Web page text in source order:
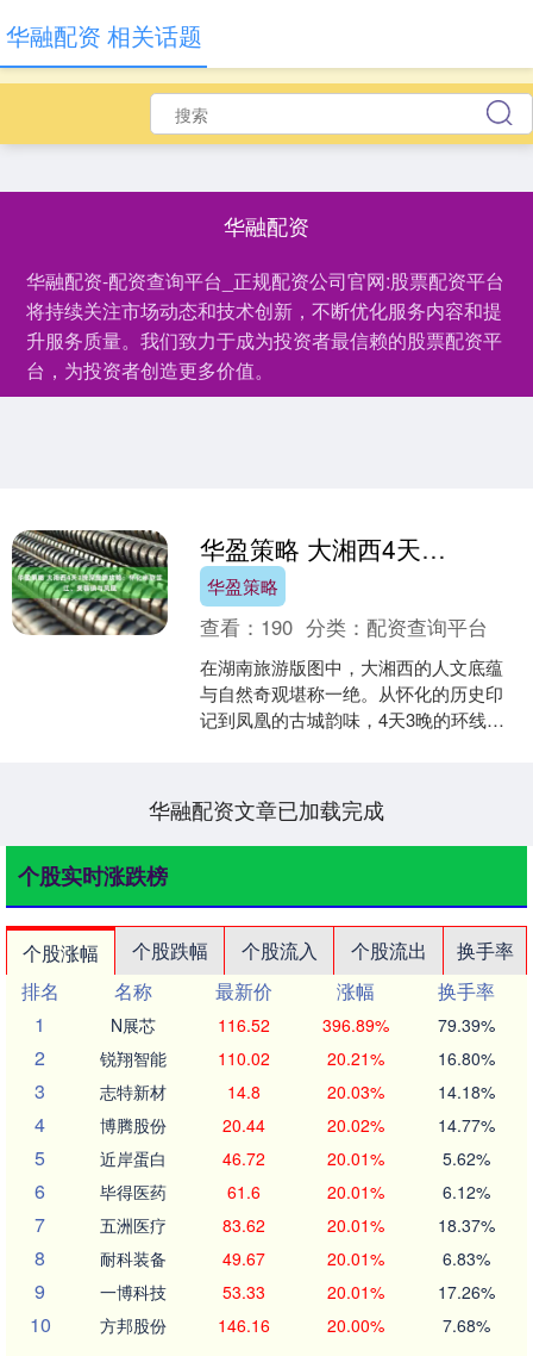
华融配资
华融配资-配资查询平台_正规配资公司官网:股票配资平台
将持续关注市场动态和技术创新，不断优化服务内容和提
升服务质量。我们致力于成为投资者最信赖的股票配资平
台，为投资者创造更多价值。
华融配资 相关话题
华盈策略 大湘西4天3晚深度游攻略：怀化串联芷江、芙蓉镇与凤凰
华盈策略
查看： 190 分类：配资查询平台
在湖南旅游版图中，大湘西的人文底蕴
与自然奇观堪称一绝。从怀化的历史印
记到凤凰的古城韵味，4天3晚的环线行
华融配资文章已加载完成
个股实时涨跌榜
个股涨幅 个股跌幅 个股流入 个股流出
换手率
排名
名称 最新价 涨幅
换手率
1
N展芯 116.52 396.89% 79.39%
2 锐翔智能 110.02 20.21% 16.80%
3 志特新材 14.8 20.03% 14.18%
4 博腾股份 20.44 20.02% 14.77%
5 近岸蛋白 46.72 20.01% 5.62%
6 毕得医药 61.6 20.01% 6.12%
7 五洲医疗 83.62 20.01% 18.37%
8 耐科装备 49.67 20.01% 6.83%
9 一博科技 53.33 20.01% 17.26%
10 方邦股份 146.16 20.00% 7.68%